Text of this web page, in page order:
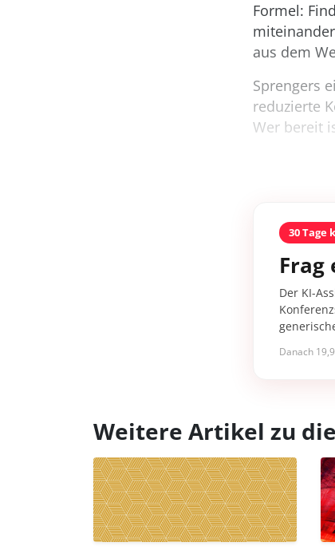
Formel:
aus dem
Sprengers
reduzierte
Wer bereit
30 Tage
Der KI-
Danach
Weitere Artikel zu